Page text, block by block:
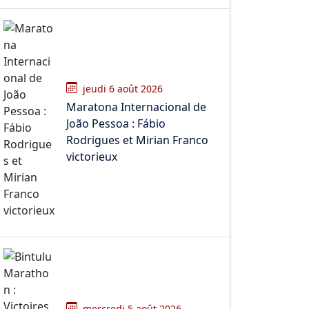
jeudi 6 août 2026
Maratona Internacional de
João Pessoa : Fábio
Rodrigues et Mirian Franco
victorieux